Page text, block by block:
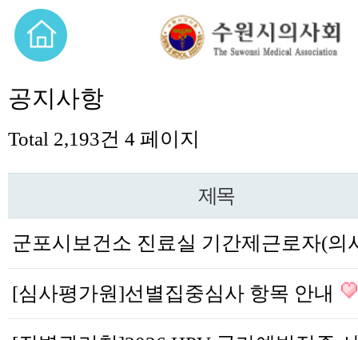
공지사항
Total 2,193건 4 페이지
제목
[심사평가원]선별집중심사 항목 안내